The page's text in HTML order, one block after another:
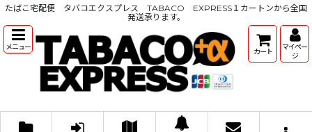
たばこ宅配便 タバコエクスプレス TABACO EXPRESS１カートンから全国
発送承ります。
メニュー カート
マイペー
ジ